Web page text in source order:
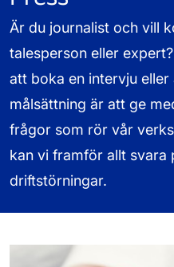
Är du journalist och vill
talesperson eller
att boka en intervju
målsättning är att ge
frågor som rör vår
kan vi framför allt
driftstörningar.